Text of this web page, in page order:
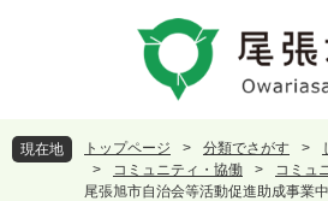
頭
で
飛
ば
現在地 トップページ > 分類でさがす >
>
コミュニティ・協働 > コミュ
尾張旭市自治会等活動促進助成事業